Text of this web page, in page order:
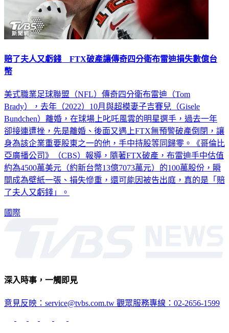
賠了夫人又虧錢 FTX破產讓傳奇四分衛布雷迪損失數億台
幣
美式職業足球聯盟（NFL）傳奇四分衛布雷迪（Tom
Brady），去年（2022）10月與超模妻子吉賽兒（Gisele
Bundchen）離婚，在球場上叱吒風雲的明星選手，過去一年
卻接連遭挫，先是離婚、後面又遇上FTX無預警破產倒閉，讓
身為該企業重要股東之一的他，手中持股等同歸零。《哥倫比
亞廣播公司》（CBS）報導，隨著FTX破產，布雷迪手中估值
約為4500萬美元（約新台幣13億7073萬元）的100萬股份，瞬
間成為壁紙一張、損失慘重，還可能因被告出庭，真的是「賠
了夫人又虧錢」。
國際
深入時事，一觸即見
意見反映：service@tvbs.com.tw 觀眾服務專線：02-2656-1599